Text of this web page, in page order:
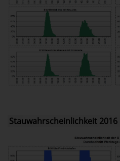
Stauwahrscheinlichkeit 2016